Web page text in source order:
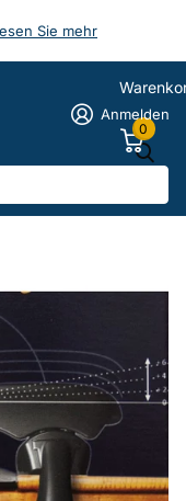
Sie mehr
Anmelden
0
Wittner